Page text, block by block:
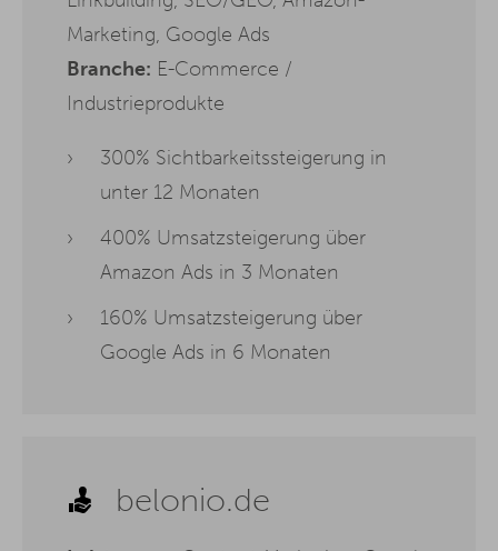
Marketing, Google Ads
Branche: E-Commerce /
Industrieprodukte
300% Sichtbarkeitssteigerung in
unter 12 Monaten
400% Umsatzsteigerung über
Amazon Ads in 3 Monaten
160% Umsatzsteigerung über
Google Ads in 6 Monaten
belonio.de